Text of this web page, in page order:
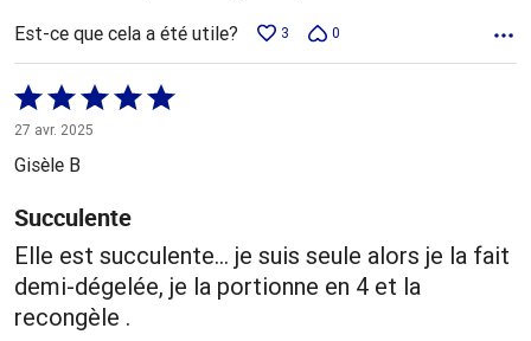
Est-ce que cela a été utile? 3 0
Coté
5 sur
5
27 avr. 2025
Gisèle B
Succulente
Elle est succulente… je suis seule alors je la fait
demi-dégelée, je la portionne en 4 et la
recongèle .